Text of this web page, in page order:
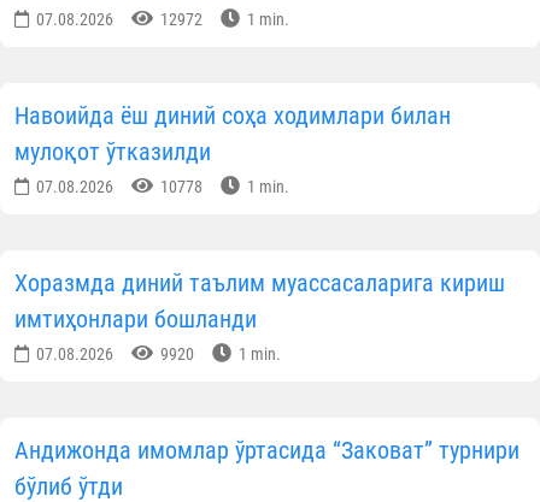
07.08.2026 12972 1 min.
Навоийда ёш диний соҳа ходимлари билан
мулоқот ўтказилди
07.08.2026 10778 1 min.
Хоразмда диний таълим муассасаларига кириш
имтиҳонлари бошланди
07.08.2026 9920 1 min.
Андижонда имомлар ўртасида “Заковат” турнири
бўлиб ўтди